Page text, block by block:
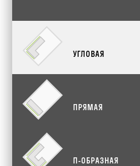
УГЛОВАЯ
ПРЯМАЯ
П-ОБРАЗНАЯ